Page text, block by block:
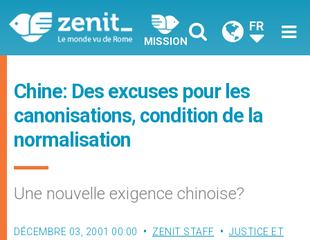
MISSION
FR
Chine: Des excuses pour les
canonisations, condition de la
normalisation
Une nouvelle exigence chinoise?
DÉCEMBRE 03, 2001 00:00 ZENIT STAFF
JUSTICE ET